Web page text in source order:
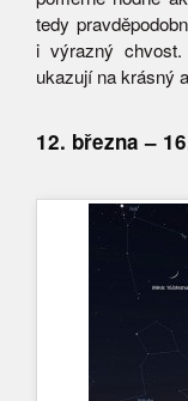
tedy
i výrazný
ukazují na krásný
12. března –